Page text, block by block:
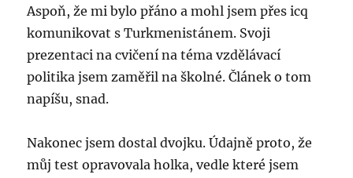
Aspoň, že mi bylo přáno a mohl jsem přes icq
komunikovat s Turkmenistánem. Svoji
prezentaci na cvičení na téma vzdělávací
politika jsem zaměřil na školné. Článek o tom
napíšu, snad.
Nakonec jsem dostal dvojku. Údajně proto, že
můj test opravovala holka, vedle které jsem